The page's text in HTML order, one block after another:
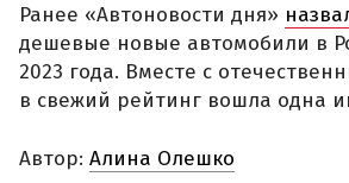
Ранее «Автоновости дня»
дешевые новые автомобили в
2023 года. Вместе с
в свежий рейтинг вошла одна
Автор: Алина Олешко